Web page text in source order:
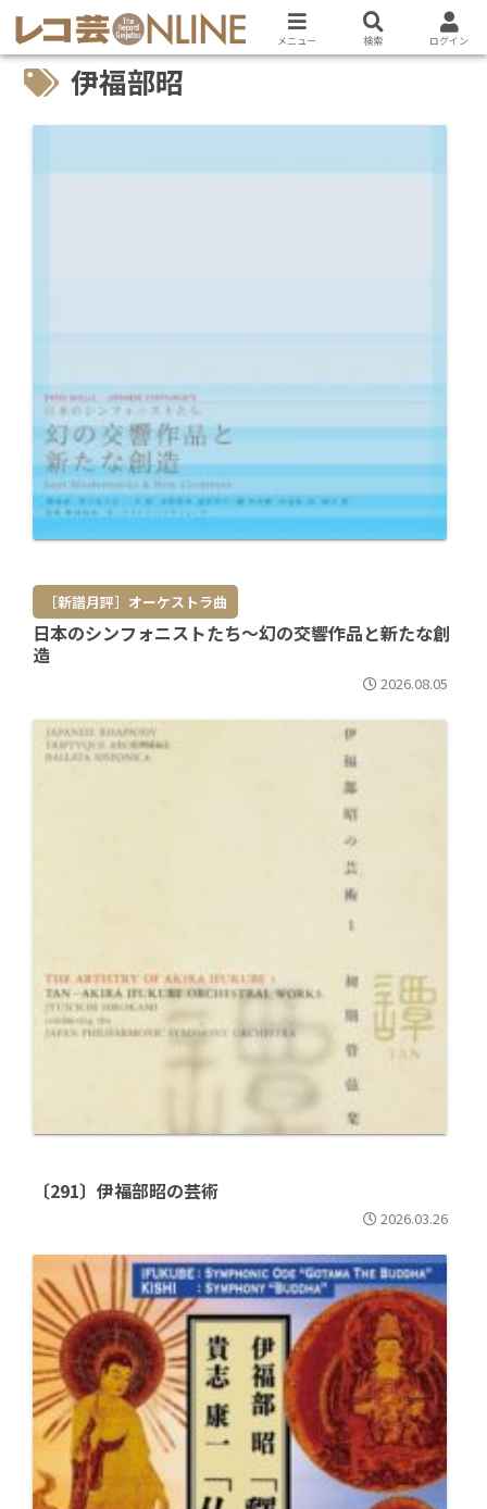
伊福部昭
［新譜月評］オーケストラ曲
日本のシンフォニストたち～幻の交響作品と新たな創
造
2026.08.05
〔291〕伊福部昭の芸術
2026.03.26
メニュー 検索 ログイン